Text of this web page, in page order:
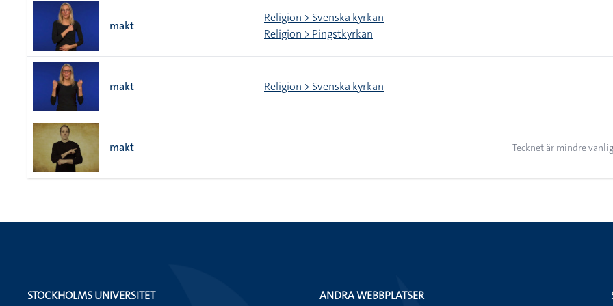
makt
Religion > Svenska kyrkan
Religion > Pingstkyrkan
makt Religion > Svenska kyrkan
makt Tecknet är mindre
STOCKHOLMS UNIVERSITET
ANDRA WEBBPLATSER